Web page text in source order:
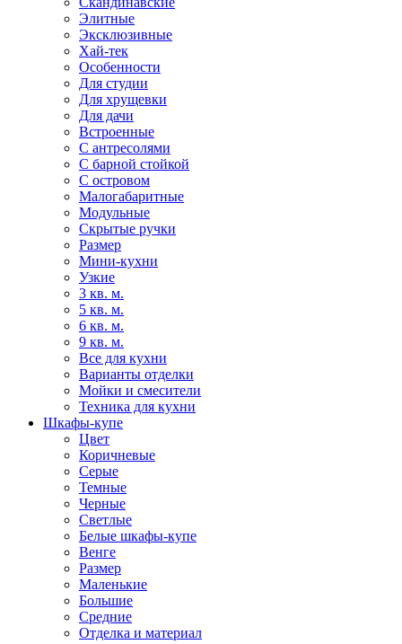
Элитные
Эксклюзивные
Хай-тек
Особенности
Для студии
Для хрущевки
Для дачи
Встроенные
С антресолями
С барной стойкой
С островом
Малогабаритные
Модульные
Скрытые ручки
Размер
Мини-кухни
Узкие
3 кв. м.
5 кв. м.
6 кв. м.
9 кв. м.
Все для кухни
Варианты отделки
Мойки и смесители
Техника для кухни
Шкафы-купе
Цвет
Коричневые
Серые
Темные
Черные
Светлые
Белые шкафы-купе
Венге
Размер
Маленькие
Большие
Средние
Отделка и материал